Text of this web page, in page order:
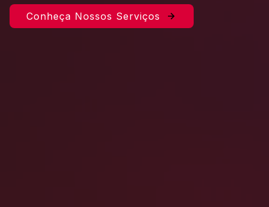
Conheça Nossos Serviços